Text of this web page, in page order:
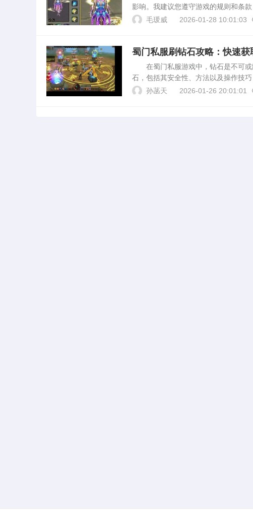
影响。我建议您遵守游戏的规则和条
戏有任何疑问或需要帮助，可以联系
毛瑗威 2026-01-28 10:01:03
蜀门私服刷钻石攻略：快速
在蜀门私服游戏中，钻石是不可或
石，包括其安全性、方法以及操作技
私服中具有极高的价值，它可以用来
孙菡天 2026-01-26 20:01:01